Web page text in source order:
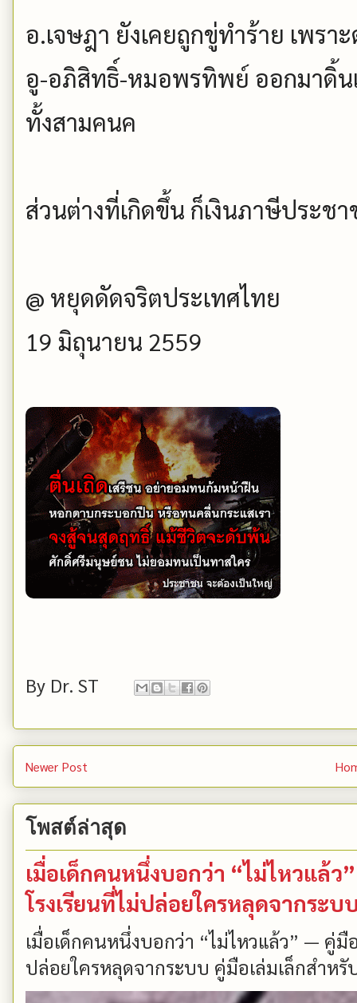
อ.เจษฎา ยังเคยถูกขู่ทำร้าย เพรา
อู-อภิสิทธิ์-หมอพรทิพย์ ออกมาดิ้น
ทั้งสามคนค
ส่วนต่างที่เกิดขึ้น ก็เงินภาษีประช
@ หยุดดัดจริตประเทศไทย
19 มิถุนายน 2559
By Dr. ST
Newer Post
โพสต์ล่าสุด
เมื่อเด็กคนหนึ่งบอกว่า “ไม่ไหวแล้
โรงเรียนที่ไม่ปล่อยใครหลุดจากระบ
เมื่อเด็กคนหนึ่งบอกว่า “ไม่ไหวแล้ว” — คู่
ปล่อยใครหลุดจากระบบ คู่มือเล่มเล็กสำหรั